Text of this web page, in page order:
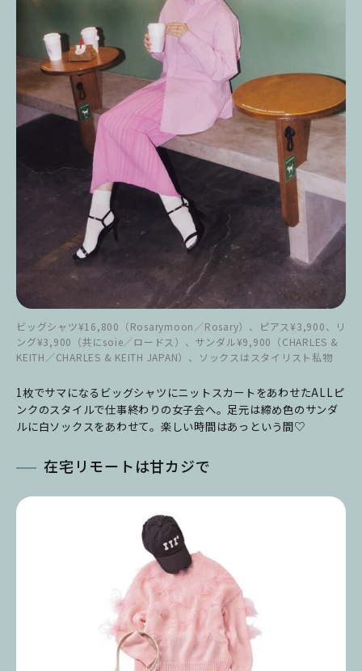
ビッグシャツ¥16,800（Rosarymoon／Rosary）、ピアス¥3,900、リ
ング¥3,900（共にsoie／ロードス）、サンダル¥9,900（CHARLES &
KEITH／CHARLES & KEITH JAPAN）、ソックスはスタイリスト私物
1枚でサマになるビッグシャツにニットスカートをあわせたALLピ
ンクのスタイルで仕事終わりの女子会へ。足元は締め色のサンダ
ルに白ソックスをあわせて。楽しい時間はあっという間♡
在宅リモートは甘カジで